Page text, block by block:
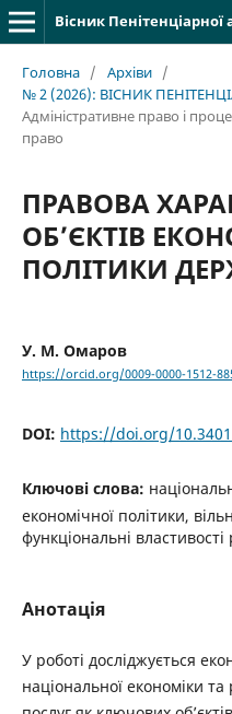
Вісник Пенітенціарної
Головна / Архіви /
№ 2 (2026): ВІСНИК
Адміністративне право і
право
ПРАВОВА
ОБ’ЄКТІВ
ПОЛІТИКИ
У. М. Омаров
https://orcid.org/0009-0000-1512-
DOI: https://doi.org/
Ключові слова:
економічної політики,
функціональні
Анотація
У роботі досліджується
національної економіки та